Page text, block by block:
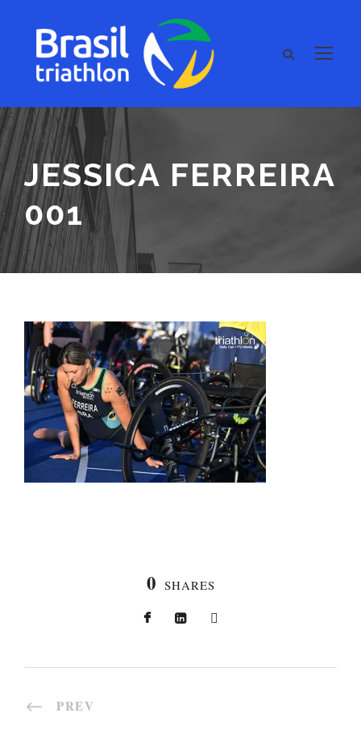
JESSICA FERREIRA
001
0 SHARES
PREV